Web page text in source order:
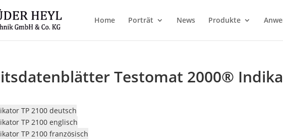
Home Porträt News Produkte
Testomat 2000®
TP 2100 deutsch
TP 2100 englisch
TP 2100 französisch